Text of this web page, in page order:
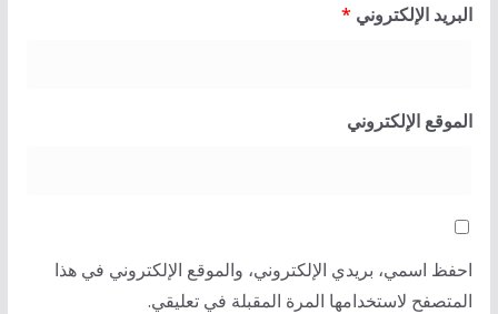
البريد الإلكتروني *
الموقع الإلكتروني
احفظ اسمي، بريدي الإلكتروني، والموقع الإلكتروني في هذا
المتصفح لاستخدامها المرة المقبلة في تعليقي.